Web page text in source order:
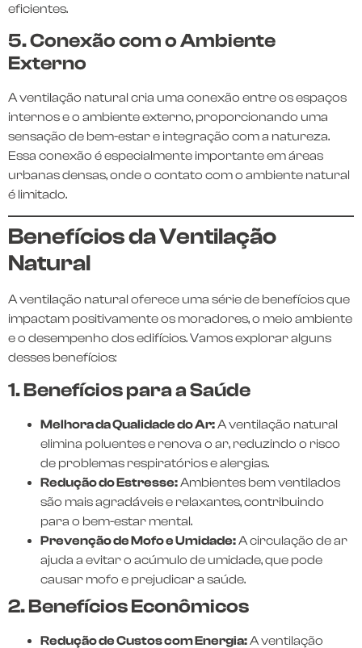
eficientes.
5. Conexão com o Ambiente
Externo
A ventilação natural cria uma conexão entre os espaços
internos e o ambiente externo, proporcionando uma
sensação de bem-estar e integração com a natureza.
Essa conexão é especialmente importante em áreas
urbanas densas, onde o contato com o ambiente natural
é limitado.
Benefícios da Ventilação
Natural
A ventilação natural oferece uma série de benefícios que
impactam positivamente os moradores, o meio ambiente
e o desempenho dos edifícios. Vamos explorar alguns
desses benefícios:
1. Benefícios para a Saúde
Melhora da Qualidade do Ar:A ventilação natural
elimina poluentes e renova o ar, reduzindo o risco
de problemas respiratórios e alergias.
Redução do Estresse:Ambientes bem ventilados
são mais agradáveis e relaxantes, contribuindo
para o bem-estar mental.
Prevenção de Mofo e Umidade:A circulação de ar
ajuda a evitar o acúmulo de umidade, que pode
causar mofo e prejudicar a saúde.
2. Benefícios Econômicos
Redução de Custos com Energia:A ventilação